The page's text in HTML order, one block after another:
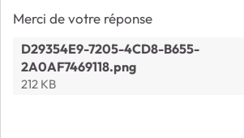
Merci de votre réponse
D29354E9-7205-4CD8-B655-
2A0AF7469118.png
212 KB